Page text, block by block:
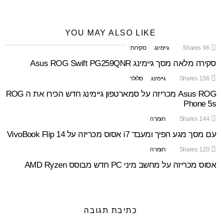
YOU MAY ALSO LIKE
96
Shares גיימינג סקירות
סקירה מלאה מסך גיימינג Asus ROG Swift PG259QNR
156
Shares גיימינג סלולר
Asus ROG מכריזה על סמארטפון גיימינג חדש הכירו את ה ROG
Phone 5s
144
Shares חומרה
עם מסך מגע הפיך ומעבד i7 אסוס מכריזה על VivoBook Flip 14
120
Shares חומרה
אסוס מכריזה על מחשב מיני PC חדש מבוסס AMD Ryzen
כתיבת תגובה